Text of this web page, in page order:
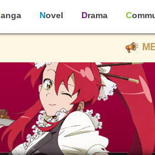
Manga Novel Drama